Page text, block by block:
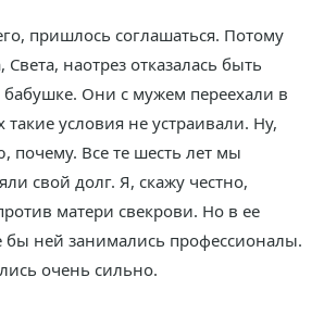
пришлось соглашаться. Потому
Света, наотрез отказалась быть
Они с мужем переехали в
такие условия не устраивали. Ну,
почему. Все те шесть лет мы
свой долг. Я, скажу честно,
матери свекрови. Но в ее
бы ней занимались профессионалы.
очень сильно.